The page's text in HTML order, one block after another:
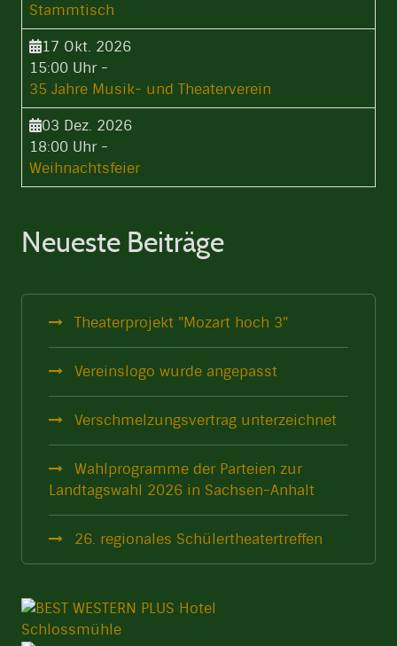
Stammtisch
17 Okt. 2026
15:00 Uhr-
35 Jahre Musik- und Theaterverein
03 Dez. 2026
18:00 Uhr-
Weihnachtsfeier
Neueste Beiträge
Theaterprojekt "Mozart hoch 3"
Vereinslogo wurde angepasst
Verschmelzungsvertrag unterzeichnet
Wahlprogramme der Parteien zur
Landtagswahl 2026 in Sachsen-Anhalt
26. regionales Schülertheatertreffen